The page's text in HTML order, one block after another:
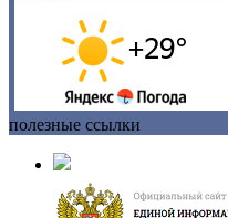
полезные ссылки